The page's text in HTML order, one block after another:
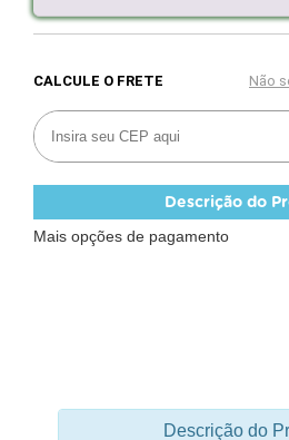
Descrição do
Mais opções de pagamento
Descrição do